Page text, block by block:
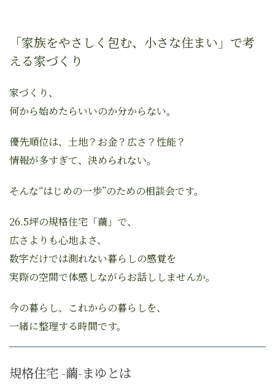
「家族をやさしく包む、小さな住まい」で考
える家づくり
家づくり、
何から始めたらいいのか分からない。
優先順位は、土地？お金？広さ？性能？
情報が多すぎて、決められない。
そんな“はじめの一歩”のための相談会です。
26.5坪の規格住宅「繭」で、
広さよりも心地よさ、
数字だけでは測れない暮らしの感覚を
実際の空間で体感しながらお話ししませんか。
今の暮らし、これからの暮らしを、
一緒に整理する時間です。
規格住宅 -繭-まゆとは